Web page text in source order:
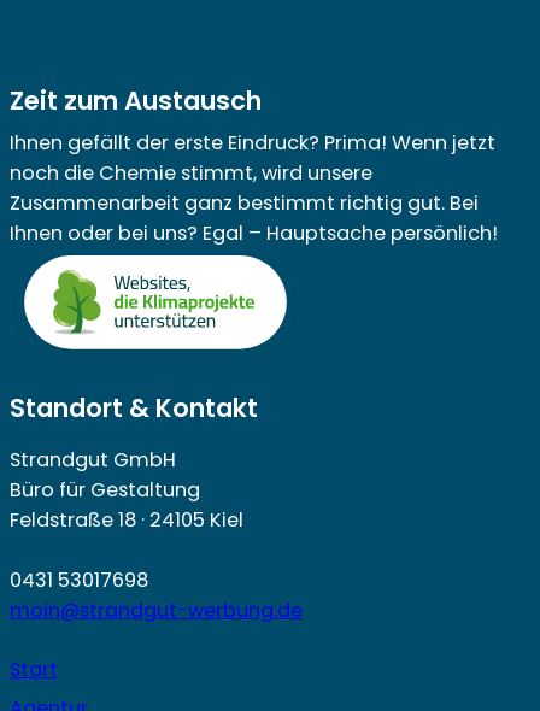
Zeit zum Austausch
Ihnen gefällt der erste Eindruck? Prima! Wenn jetzt
noch die Chemie stimmt, wird unsere
Zusammenarbeit ganz bestimmt richtig gut. Bei
Ihnen oder bei uns? Egal – Hauptsache persönlich!
Standort & Kontakt
Strandgut GmbH
Büro für Gestaltung
Feldstraße 18 · 24105 Kiel
0431 53017698
moin@strandgut-werbung.de
Start